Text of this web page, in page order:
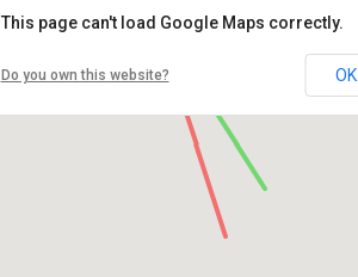
This page can't load Google Maps correctly.
Do you own this website? OK